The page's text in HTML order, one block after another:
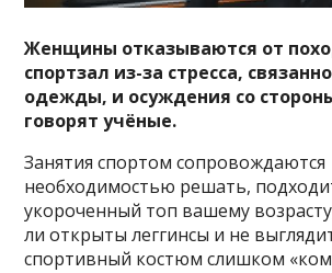
Женщины отказываются от
спортзал из-за стресса,
одежды, и осуждения со
говорят учёные.
Занятия спортом сопровождаются
необходимостью решать,
укороченный топ вашему
ли открыты леггинсы и не
спортивный костюм слишком